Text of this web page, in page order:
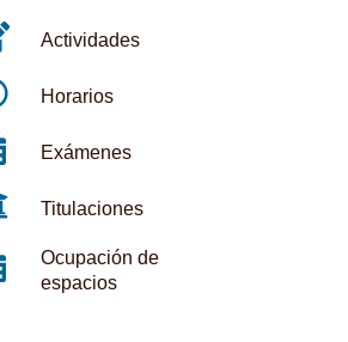
Actividades
Horarios
Exámenes
Titulaciones
Ocupación de
espacios